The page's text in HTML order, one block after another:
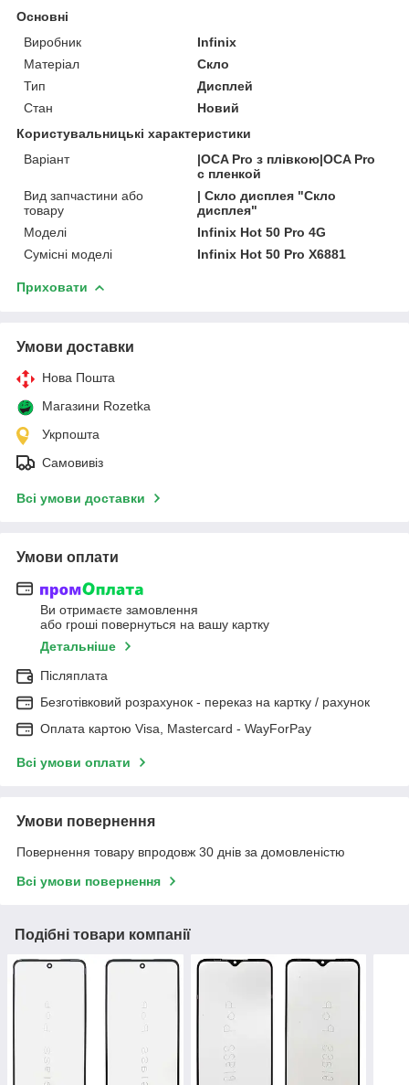
Основні
Виробник
Infinix
Матеріал
Скло
Тип
Дисплей
Стан
Новий
Користувальницькі характеристики
Варіант
|OCA Pro з плівкою|OCA Pro
с пленкой
Вид запчастини або
товару
| Скло дисплея "Скло
дисплея"
Моделі
Infinix Hot 50 Pro 4G
Сумісні моделі
Infinix Hot 50 Pro X6881
Приховати
Умови доставки
Нова Пошта
Магазини Rozetka
Укрпошта
Самовивіз
Всі умови доставки
Умови оплати
Ви отримаєте замовлення
або гроші повернуться на вашу картку
Детальніше
Післяплата
Безготівковий розрахунок - переказ на картку / рахунок
Оплата картою Visa, Mastercard - WayForPay
Всі умови оплати
Умови повернення
Повернення товару впродовж 30 днів за домовленістю
Всі умови повернення
Подібні товари компанії